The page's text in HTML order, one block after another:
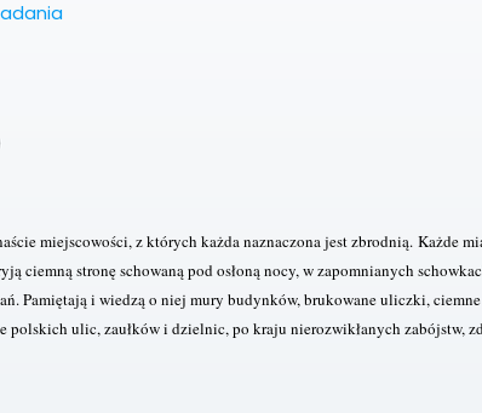
miejscowości, z których każda naznaczona jest zbrodnią. Każde
ciemną stronę schowaną pod osłoną nocy, w zapomnianych
Pamiętają i wiedzą o niej mury budynków, brukowane uliczki,
polskich ulic, zaułków i dzielnic, po kraju nierozwikłanych zabójstw,